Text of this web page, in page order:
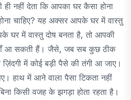
ही नहीं देता कि आपका घर कैसा होना
चाहिए? यह अक्सर आपके घर में वास्तु
घर में वास्तु दोष बनता है, तो आपकी
आ सकती हैं। जैसे, जब सब कुछ ठीक
में कोई बड़ी पैसे की तंगी आ जाए।
हाथ में आने वाला पैसा टिकता नहीं
किसी वजह के झगड़ा होता रहता है।